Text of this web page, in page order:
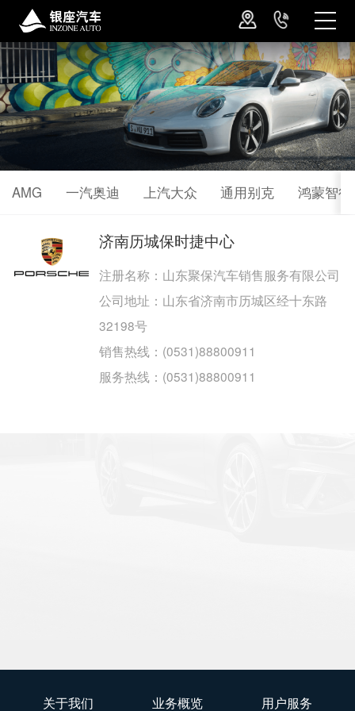
AMG 一汽奥迪 上汽大众 通用别克 鸿蒙智行
济南历城保时捷中心
注册名称：山东聚保汽车销售服务有限公司
公司地址：山东省济南市历城区经十东路
32198号
销售热线：(0531)88800911
服务热线：(0531)88800911
关于我们 业务概览 用户服务